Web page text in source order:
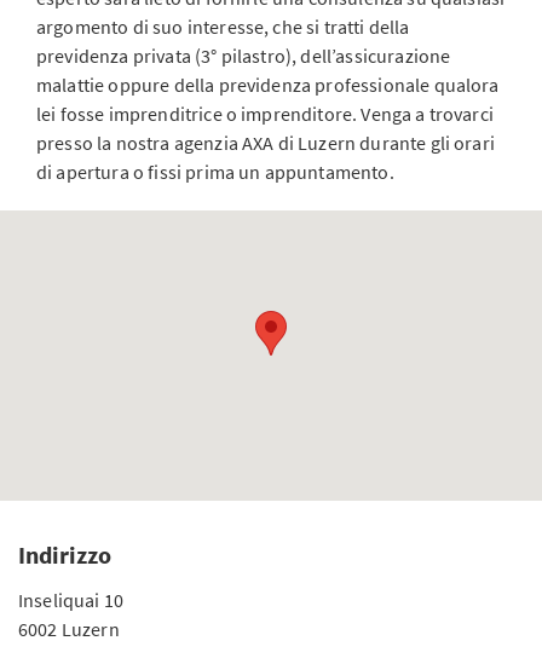
argomento di suo interesse, che si tratti della
previdenza privata (3° pilastro), dell’assicurazione
malattie oppure della previdenza professionale qualora
lei fosse imprenditrice o imprenditore. Venga a trovarci
presso la nostra agenzia AXA di Luzern durante gli orari
di apertura o fissi prima un appuntamento.
Indirizzo
Inseliquai 10
6002 Luzern